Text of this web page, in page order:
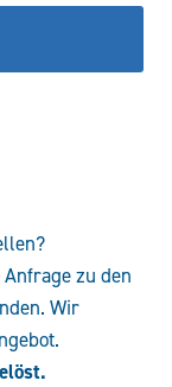
zu den
Wir